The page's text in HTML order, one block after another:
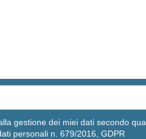
gestione dei miei dati secondo
personali n. 679/2016, GDPR